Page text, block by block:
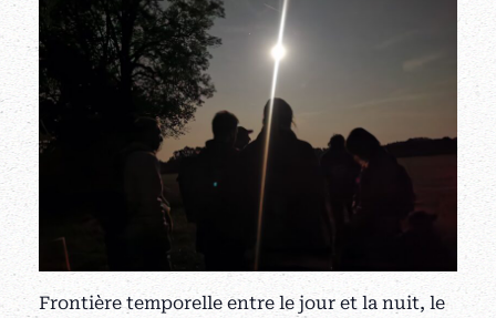
Frontière temporelle entre le jour et la nuit, le